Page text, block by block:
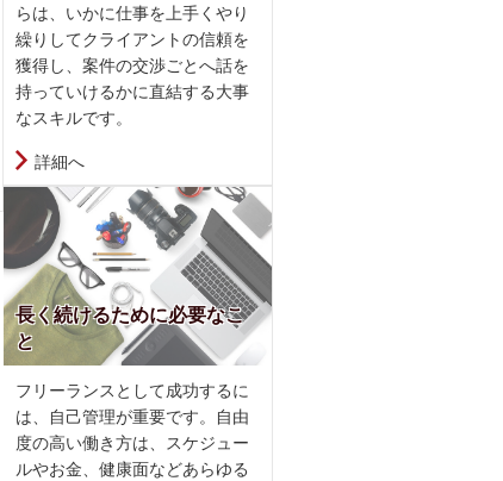
らは、いかに仕事を上手くやり
繰りしてクライアントの信頼を
獲得し、案件の交渉ごとへ話を
持っていけるかに直結する大事
なスキルです。
詳細へ
長く続けるために必要なこ
と
フリーランスとして成功するに
は、自己管理が重要です。自由
度の高い働き方は、スケジュー
ルやお金、健康面などあらゆる